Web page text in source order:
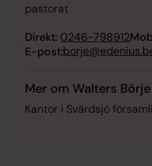
pastorat
Direkt: 0246-798912
E-post:
Mer om Walters
Kantor i Svärdsjö